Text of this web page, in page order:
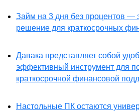
Займ на 3 дня без процентов —
решение для краткосрочных
Давака представляет собой
эффективный инструмент для
краткосрочной финансовой
Настольные ПК остаются